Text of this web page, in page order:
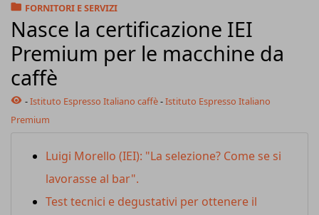
FORNITORI E SERVIZI
Nasce la certificazione IEI
Premium per le macchine da
caffè
-Istituto Espresso Italiano caffè-Istituto Espresso Italiano
Premium
Luigi Morello (IEI): "La selezione? Come se si
lavorasse al bar".
Test tecnici e degustativi per ottenere il